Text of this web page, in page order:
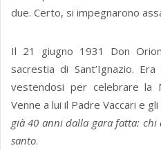
due. Certo, si impegnarono
Il 21 giugno 1931 Don
sacrestia di Sant’Ignazio.
vestendosi per celebrare la
Venne a lui il Padre Vaccari e
già 40 anni dalla gara fatta:
santo.